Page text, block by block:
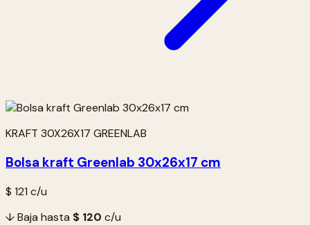
KRAFT 30X26X17 GREENLAB
Bolsa kraft Greenlab 30x26x17 cm
$ 121 c/u
↓ Baja hasta $ 120 c/u